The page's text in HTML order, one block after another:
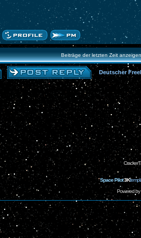
Beiträge der letzten Zeit
Deutscher
Space Pilot3K
Powered by